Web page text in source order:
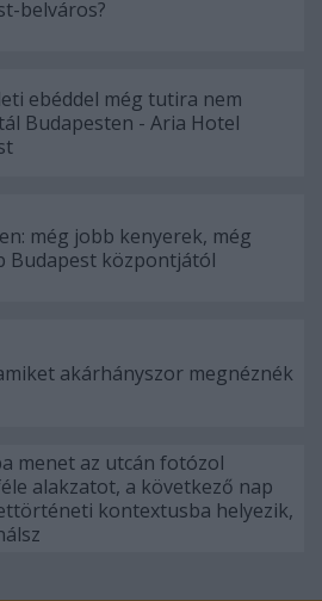
belváros?
ebéddel még tutira nem
Budapesten - Aria Hotel
még jobb kenyerek, még
Budapest központjától
akárhányszor megnéznék
menet az utcán fotózol
alakzatot, a következő nap
kontextusba helyezik,